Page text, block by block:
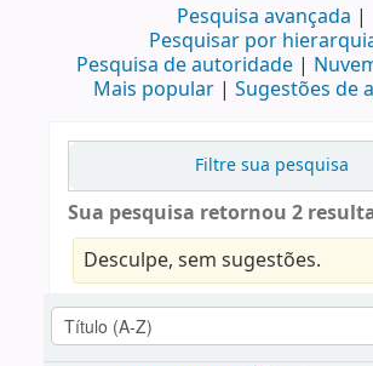
Pesquisa avançada
Pesquisar por
Pesquisa de autoridade
Mais popular
Sugestões de
Filtre sua pesquisa
Sua pesquisa retornou 2
Desculpe, sem sugestões.